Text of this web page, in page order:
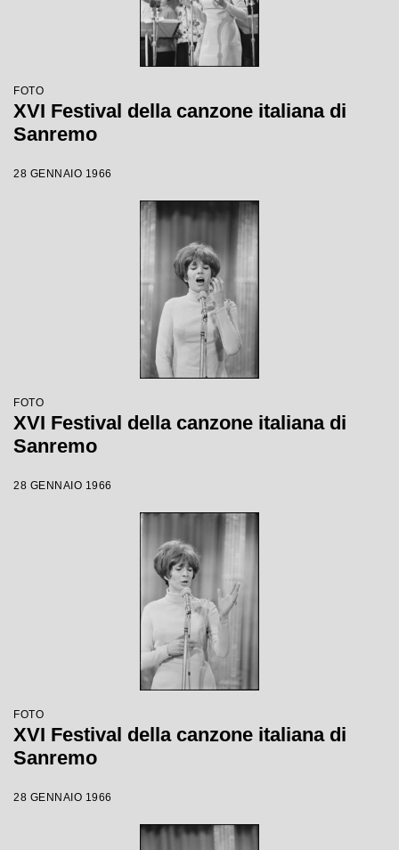
FOTO
XVI Festival della canzone italiana di
Sanremo
28 GENNAIO 1966
FOTO
XVI Festival della canzone italiana di
Sanremo
28 GENNAIO 1966
FOTO
XVI Festival della canzone italiana di
Sanremo
28 GENNAIO 1966